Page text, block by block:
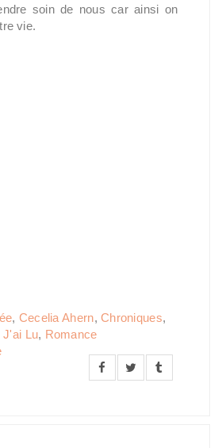
soin de nous car ainsi on
vie.
, Cecelia Ahern, Chroniques,
J'ai Lu, Romance